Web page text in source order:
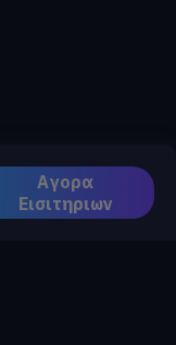
Αγορα
Eισιτηριων